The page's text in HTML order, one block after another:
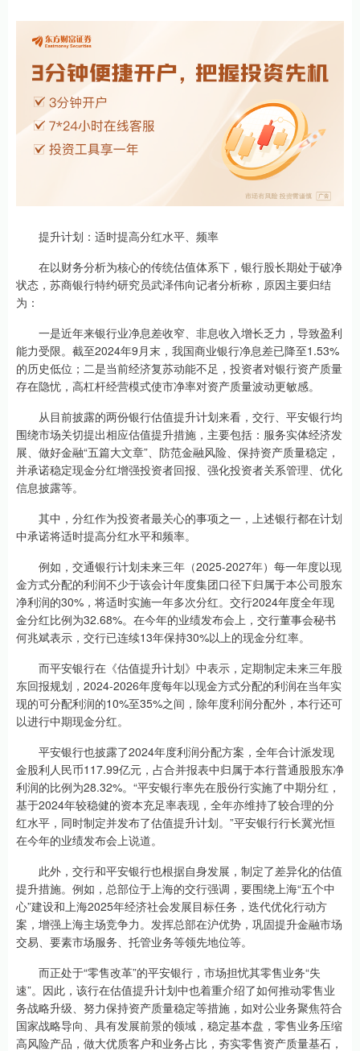
提升计划：适时提高分红水平、频率
在以财务分析为核心的传统估值体系下，银行股长期处于破净
状态，苏商银行特约研究员武泽伟向记者分析称，原因主要归结
为：
一是近年来银行业净息差收窄、非息收入增长乏力，导致盈利
能力受限。截至2024年9月末，我国商业银行净息差已降至1.53%
的历史低位；二是当前经济复苏动能不足，投资者对银行资产质量
存在隐忧，高杠杆经营模式使市净率对资产质量波动更敏感。
从目前披露的两份银行估值提升计划来看，交行、平安银行均
围绕市场关切提出相应估值提升措施，主要包括：服务实体经济发
展、做好金融“五篇大文章”、防范金融风险、保持资产质量稳定，
并承诺稳定现金分红增强投资者回报、强化投资者关系管理、优化
信息披露等。
其中，分红作为投资者最关心的事项之一，上述银行都在计划
中承诺将适时提高分红水平和频率。
例如，交通银行计划未来三年（2025-2027年）每一年度以现
金方式分配的利润不少于该会计年度集团口径下归属于本公司股东
净利润的30%，将适时实施一年多次分红。交行2024年度全年现
金分红比例为32.68%。在今年的业绩发布会上，交行董事会秘书
何兆斌表示，交行已连续13年保持30%以上的现金分红率。
而平安银行在《估值提升计划》中表示，定期制定未来三年股
东回报规划，2024-2026年度每年以现金方式分配的利润在当年实
现的可分配利润的10%至35%之间，除年度利润分配外，本行还可
以进行中期现金分红。
平安银行也披露了2024年度利润分配方案，全年合计派发现
金股利人民币117.99亿元，占合并报表中归属于本行普通股股东净
利润的比例为28.32%。“平安银行率先在股份行实施了中期分红，
基于2024年较稳健的资本充足率表现，全年亦维持了较合理的分
红水平，同时制定并发布了估值提升计划。”平安银行行长冀光恒
在今年的业绩发布会上说道。
此外，交行和平安银行也根据自身发展，制定了差异化的估值
提升措施。例如，总部位于上海的交行强调，要围绕上海“五个中
心”建设和上海2025年经济社会发展目标任务，迭代优化行动方
案，增强上海主场竞争力。发挥总部在沪优势，巩固提升金融市场
交易、要素市场服务、托管业务等领先地位等。
而正处于“零售改革”的平安银行，市场担忧其零售业务“失
速”。因此，该行在估值提升计划中也着重介绍了如何推动零售业
务战略升级、努力保持资产质量稳定等措施，如对公业务聚焦符合
国家战略导向、具有发展前景的领域，稳定基本盘，零售业务压缩
高风险产品，做大优质客户和业务占比，夯实零售资产质量基石，